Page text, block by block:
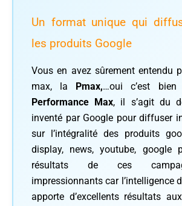
Un format unique qui
les produits Google
Vous en avez sûrement entendu
max, la
Pmax,…oui c’est
Performance Max, il s’agit du
inventé par Google pour diffuser
sur l’intégralité des produits
display, news, youtube, google
résultats de ces
impressionnants car l’intelligence
apporte d’excellents résultats